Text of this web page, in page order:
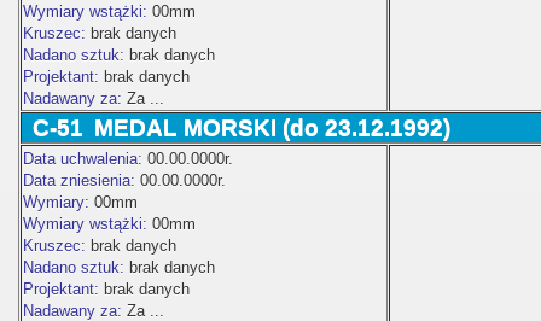
Wymiary wstążki: 00mm
Kruszec: brak danych
Nadano sztuk: brak danych
Projektant: brak danych
Nadawany za: Za ...
C-51 MEDAL MORSKI (do 23.12.1992)
Data uchwalenia: 00.00.0000r.
Data zniesienia: 00.00.0000r.
Wymiary: 00mm
Wymiary wstążki: 00mm
Kruszec: brak danych
Nadano sztuk: brak danych
Projektant: brak danych
Nadawany za: Za ...